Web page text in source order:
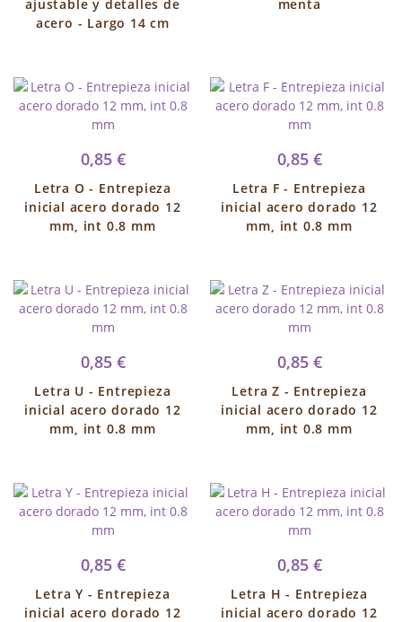
ajustable y detalles de
acero - Largo 14 cm
menta
0,85 €
Letra O - Entrepieza
inicial acero dorado 12
mm, int 0.8 mm
0,85 €
Letra F - Entrepieza
inicial acero dorado 12
mm, int 0.8 mm
0,85 €
Letra U - Entrepieza
inicial acero dorado 12
mm, int 0.8 mm
0,85 €
Letra Z - Entrepieza
inicial acero dorado 12
mm, int 0.8 mm
0,85 €
Letra Y - Entrepieza
inicial acero dorado 12
0,85 €
Letra H - Entrepieza
inicial acero dorado 12